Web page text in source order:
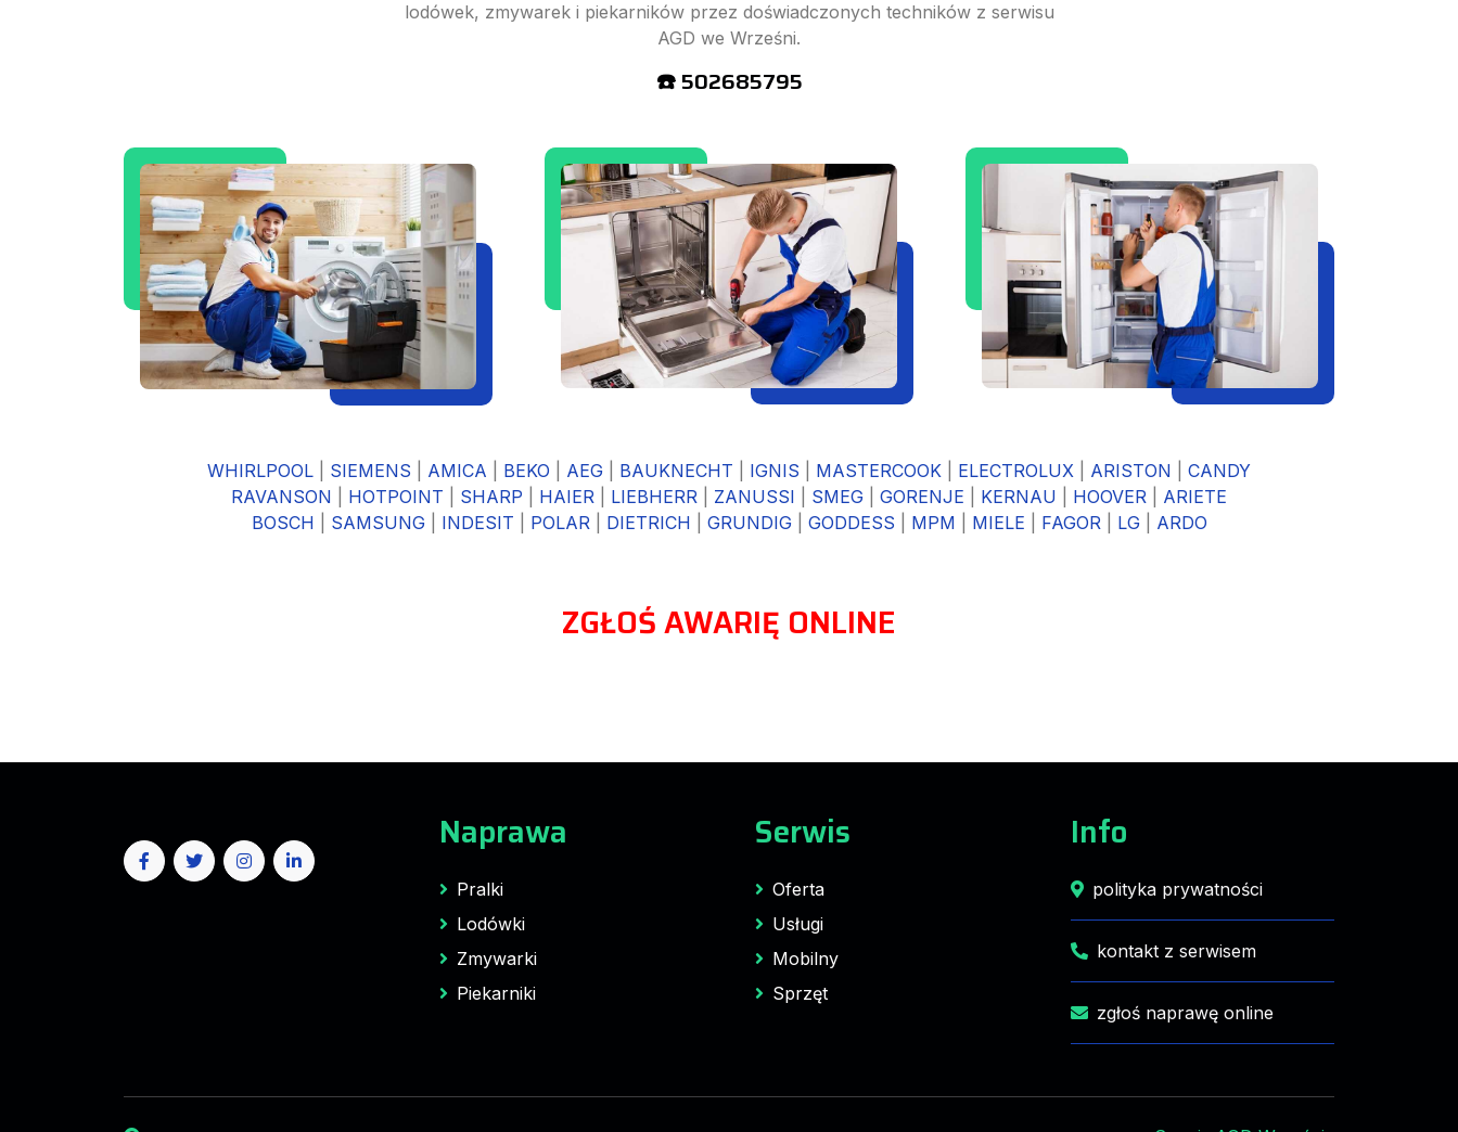
lodówek, zmywarek i piekarników przez doświadczonych techników z serwisu
AGD we Wrześni.
☎️ 502685795
WHIRLPOOL SIEMENS AMICA BEKO AEG BAUKNECHT IGNIS MASTERCOOK ELECTROLUX ARISTON
CANDY
RAVANSON
HOTPOINT SHARP HAIER LIEBHERR ZANUSSI SMEG GORENJE KERNAU HOOVER
ARIETE
BOSCH
SAMSUNG| INDESIT POLAR DIETRICH GRUNDIG| GODDESS MPM MIELE FAGOR LG| ARDO
ZGŁOŚ AWARIĘ ONLINE
Naprawa
Pralki
Lodówki
Zmywarki
Piekarniki
Serwis
Oferta
Usługi
Mobilny
Sprzęt
Info
polityka prywatności
kontakt z serwisem
zgłoś naprawę online